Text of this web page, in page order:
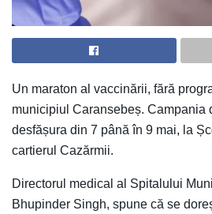
Un maraton al vaccinării, fără
municipiul Caransebeș. Campania
desfășura din 7 până în 9 mai, la
cartierul Cazărmii.
Directorul medical al Spitalului
Bhupinder Singh, spune că se